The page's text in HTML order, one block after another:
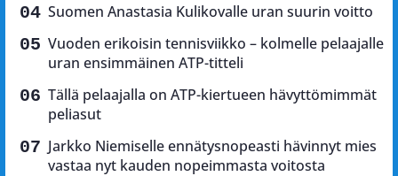
Suomen Anastasia Kulikovalle uran suurin voitto
Vuoden erikoisin tennisviikko – kolmelle pelaajalle
uran ensimmäinen ATP-titteli
Tällä pelaajalla on ATP-kiertueen hävyttömimmät
peliasut
Jarkko Niemiselle ennätysnopeasti hävinnyt mies
vastaa nyt kauden nopeimmasta voitosta